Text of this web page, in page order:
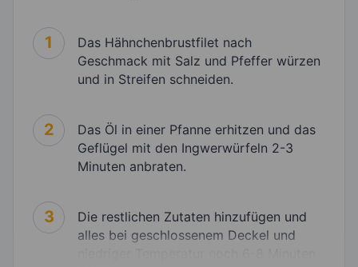
1
Das Hähnchenbrustfilet nach
Geschmack mit Salz und Pfeffer würzen
und in Streifen schneiden.
2
Das Öl in einer Pfanne erhitzen und das
Geflügel mit den Ingwerwürfeln 2-3
Minuten anbraten.
3
Die restlichen Zutaten hinzufügen und
alles bei geschlossenem Deckel und